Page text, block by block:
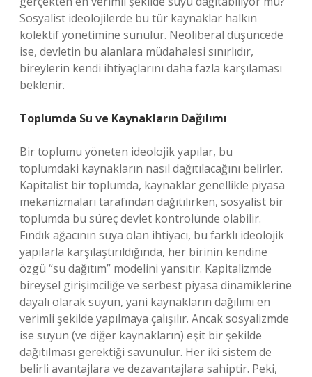
Sosyalist ideolojilerde bu tür kaynaklar halkın
kolektif yönetimine sunulur. Neoliberal düşüncede
ise, devletin bu alanlara müdahalesi sınırlıdır,
bireylerin kendi ihtiyaçlarını daha fazla karşılaması
beklenir.
Toplumda Su ve Kaynakların Dağılımı
Bir toplumu yöneten ideolojik yapılar, bu
toplumdaki kaynakların nasıl dağıtılacağını belirler.
Kapitalist bir toplumda, kaynaklar genellikle piyasa
mekanizmaları tarafından dağıtılırken, sosyalist bir
toplumda bu süreç devlet kontrolünde olabilir.
Fındık ağacının suya olan ihtiyacı, bu farklı ideolojik
yapılarla karşılaştırıldığında, her birinin kendine
özgü “su dağıtım” modelini yansıtır. Kapitalizmde
bireysel girişimciliğe ve serbest piyasa dinamiklerine
dayalı olarak suyun, yani kaynakların dağılımı en
verimli şekilde yapılmaya çalışılır. Ancak sosyalizmde
ise suyun (ve diğer kaynakların) eşit bir şekilde
dağıtılması gerektiği savunulur. Her iki sistem de
belirli avantajlara ve dezavantajlara sahiptir. Peki,